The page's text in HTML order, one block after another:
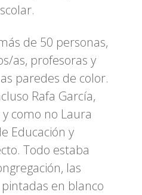
de 50 personas,
as, profesoras y
paredes de color.
Rafa García,
como no Laura
Educación y
Todo estaba
las
en blanco